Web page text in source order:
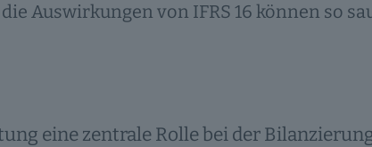
Auswirkungen von IFRS 16 können so
eine zentrale Rolle bei der